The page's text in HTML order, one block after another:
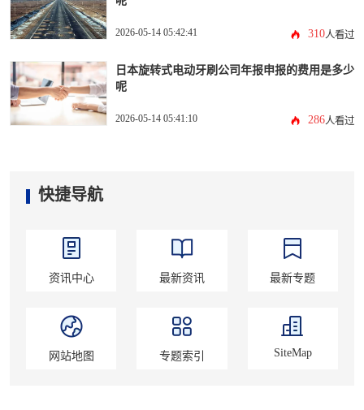
2026-05-14 05:42:41 310人看过
日本旋转式电动牙刷公司年报申报的费用是多少
呢
2026-05-14 05:41:10 286人看过
快捷导航
资讯中心 最新资讯 最新专题
网站地图 专题索引 SiteMap